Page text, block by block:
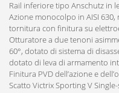
Rail inferiore tipo Anschutz in
Azione monocolpo in AISI
tornitura con finitura su
Otturatore a due tenoni
60°, dotato di sistema di
dotato di leva di armamento
Finitura PVD dell’azione e
Scatto Victrix Sporting V